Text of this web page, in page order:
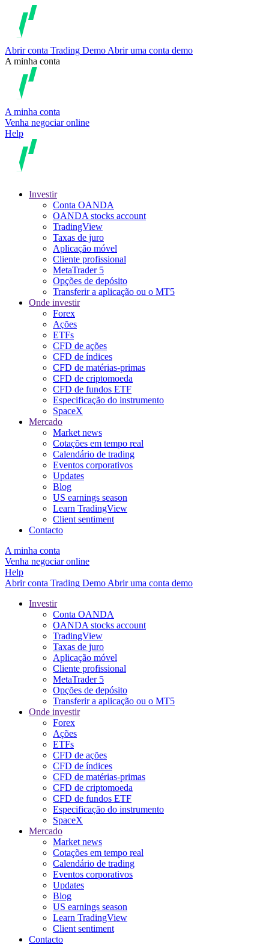
Abrir conta Trading Demo Abrir uma conta demo
A minha conta
A minha conta
Venha negociar online
Help
Investir
Conta OANDA
OANDA stocks account
TradingView
Taxas de juro
Aplicação móvel
Cliente profissional
MetaTrader 5
Opções de depósito
Transferir a aplicação ou o MT5
Onde investir
Forex
Ações
ETFs
CFD de ações
CFD de índices
CFD de matérias-primas
CFD de criptomoeda
CFD de fundos ETF
Especificação do instrumento
SpaceX
Mercado
Market news
Cotações em tempo real
Calendário de trading
Eventos corporativos
Updates
Blog
US earnings season
Learn TradingView
Client sentiment
Contacto
A minha conta
Venha negociar online
Help
Abrir conta Trading Demo Abrir uma conta demo
Investir
Conta OANDA
OANDA stocks account
TradingView
Taxas de juro
Aplicação móvel
Cliente profissional
MetaTrader 5
Opções de depósito
Transferir a aplicação ou o MT5
Onde investir
Forex
Ações
ETFs
CFD de ações
CFD de índices
CFD de matérias-primas
CFD de criptomoeda
CFD de fundos ETF
Especificação do instrumento
SpaceX
Mercado
Market news
Cotações em tempo real
Calendário de trading
Eventos corporativos
Updates
Blog
US earnings season
Learn TradingView
Client sentiment
Contacto